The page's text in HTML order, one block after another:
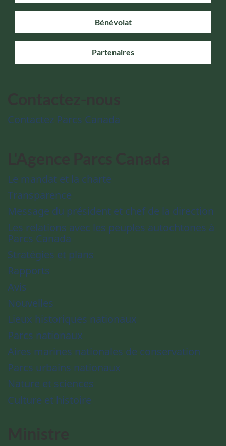
Bénévolat
Partenaires
Contactez Parcs Canada
Le mandat et la charte
Transparence
Message du président et chef de la direction
Les relations avec les peuples autochtones à
Parcs Canada
Stratégies et plans
Rapports
Avis
Nouvelles
Lieux historiques nationaux
Parcs nationaux
Aires marines nationales de conservation
Parcs urbains nationaux
Nature et sciences
Culture et histoire